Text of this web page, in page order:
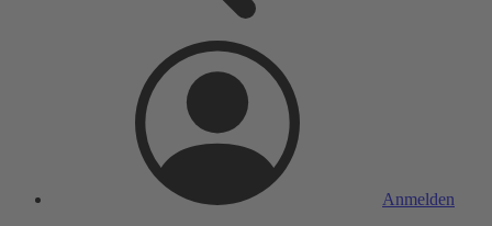
Anmelden